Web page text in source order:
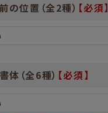
の位置（全2種） 【必須】
書体（全6種） 【必須】